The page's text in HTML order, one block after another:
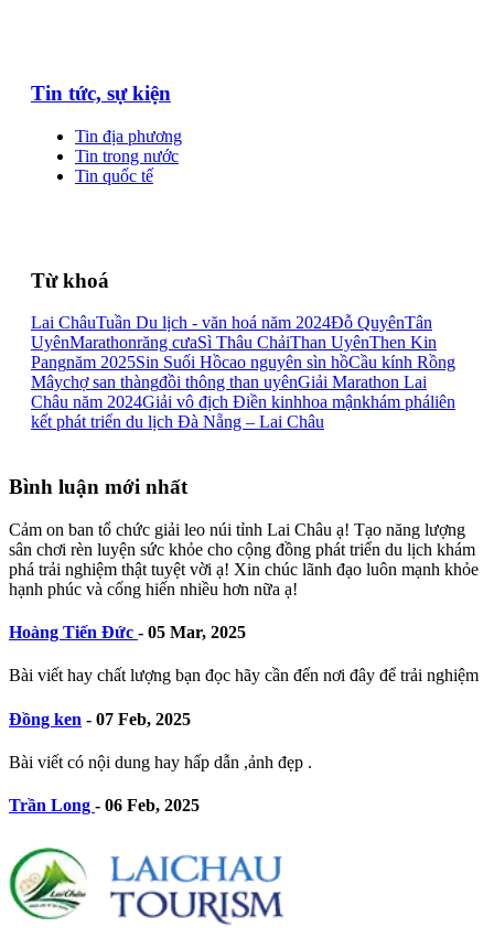
Tin tức, sự kiện
Tin địa phương
Tin trong nước
Tin quốc tế
Từ khoá
Lai ChâuTuần Du lịch - văn hoá năm 2024Đỗ QuyênTân
UyênMarathonrăng cưaSì Thâu ChảiThan UyênThen Kin
Pangnăm 2025Sin Suối Hồcao nguyên sìn hồCầu kính Rồng
Mâychợ san thàngđồi thông than uyênGiải Marathon Lai
Châu năm 2024Giải vô địch Điền kinhhoa mậnkhám pháliên
kết phát triển du lịch Đà Nẵng – Lai Châu
Bình luận mới nhất
Cảm on ban tổ chức giải leo núi tỉnh Lai Châu ạ! Tạo năng lượng
sân chơi rèn luyện sức khỏe cho cộng đồng phát triển du lịch khám
phá trải nghiệm thật tuyệt vời ạ! Xin chúc lãnh đạo luôn mạnh khỏe
hạnh phúc và cống hiến nhiều hơn nữa ạ!
Hoàng Tiến Đức - 05 Mar, 2025
Bài viết hay chất lượng bạn đọc hãy cần đến nơi đây để trải nghiệm
Đồng ken - 07 Feb, 2025
Bài viết có nội dung hay hấp dẫn ,ảnh đẹp .
Trần Long - 06 Feb, 2025